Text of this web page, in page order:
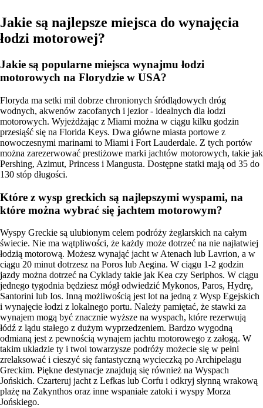
Jakie są najlepsze miejsca do wynajęcia
łodzi motorowej?
Jakie są popularne miejsca wynajmu łodzi
motorowych na Florydzie w USA?
Floryda ma setki mil dobrze chronionych śródlądowych dróg
wodnych, akwenów zacofanych i jezior - idealnych dla łodzi
motorowych. Wyjeżdżając z Miami można w ciągu kilku godzin
przesiąść się na Florida Keys. Dwa główne miasta portowe z
nowoczesnymi marinami to Miami i Fort Lauderdale. Z tych portów
można zarezerwować prestiżowe marki jachtów motorowych, takie jak
Pershing, Azimut, Princess i Mangusta. Dostępne statki mają od 35 do
130 stóp długości.
Które z wysp greckich są najlepszymi wyspami, na
które można wybrać się jachtem motorowym?
Wyspy Greckie są ulubionym celem podróży żeglarskich na całym
świecie. Nie ma wątpliwości, że każdy może dotrzeć na nie najłatwiej
łodzią motorową. Możesz wynająć jacht w Atenach lub Lavrion, a w
ciągu 20 minut dotrzesz na Poros lub Aegina. W ciągu 1-2 godzin
jazdy można dotrzeć na Cyklady takie jak Kea czy Seriphos. W ciągu
jednego tygodnia będziesz mógł odwiedzić Mykonos, Paros, Hydrę,
Santorini lub Ios. Inną możliwością jest lot na jedną z Wysp Egejskich
i wynajęcie łodzi z lokalnego portu. Należy pamiętać, że stawki za
wynajem mogą być znacznie wyższe na wyspach, które rezerwują
łódź z lądu stałego z dużym wyprzedzeniem. Bardzo wygodną
odmianą jest z pewnością wynajem jachtu motorowego z załogą. W
takim układzie ty i twoi towarzysze podróży możecie się w pełni
zrelaksować i cieszyć się fantastyczną wycieczką po Archipelagu
Greckim. Piękne destynacje znajdują się również na Wyspach
Jońskich. Czarteruj jacht z Lefkas lub Corfu i odkryj słynną wrakową
plażę na Zakynthos oraz inne wspaniałe zatoki i wyspy Morza
Jońskiego.